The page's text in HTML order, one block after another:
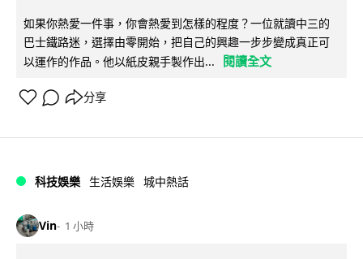
如果你熱愛一件事，你會熱愛到怎樣的程度？一位就讀中三的
巴士鐵路迷，選擇由零開始，把自己的興趣一步步變成真正可
以運作的作品。他以紙皮親手製作出...
閱讀全文
分享
科技娛樂 生活娛樂 城中熱話
Vin 1 小時